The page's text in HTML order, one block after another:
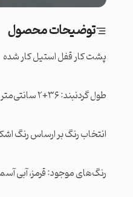
توضیحات محصول
رنگ‌های موجود: قرمز، آبی